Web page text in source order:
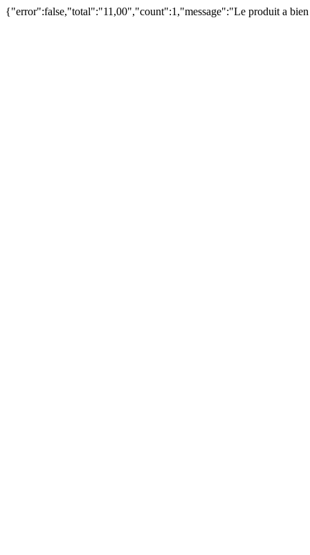
{"error":false,"total":"11,00","count":1,"message":"Le produit a